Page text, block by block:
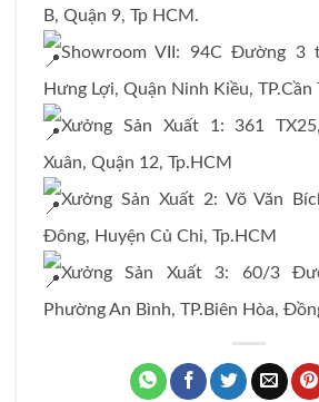
B, Quận 9, Tp HCM.
Showroom VII: 94C Đường 3
Hưng Lợi, Quận Ninh Kiều, TP.Cần
Xưởng Sản Xuất 1: 361
Xuân, Quận 12, Tp.HCM
Xưởng Sản Xuất 2: Võ Văn
Đông, Huyện Củ Chi, Tp.HCM
Xưởng Sản Xuất 3: 60/3
Phường An Bình, TP.Biên Hòa,